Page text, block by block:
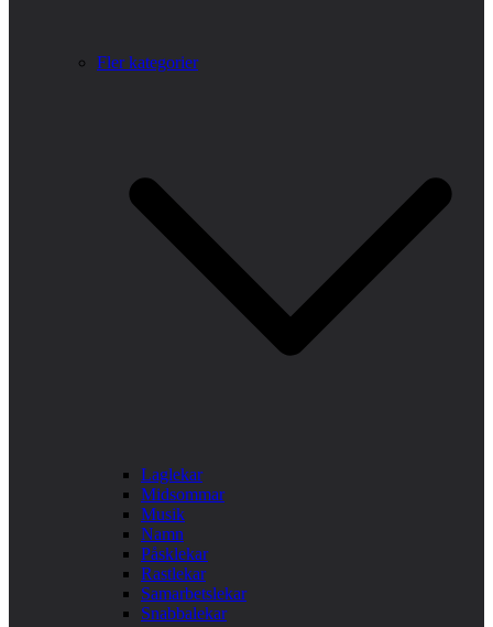
Fler kategorier
Laglekar
Midsommar
Musik
Namn
Påsklekar
Rastlekar
Samarbetslekar
Snabbalekar